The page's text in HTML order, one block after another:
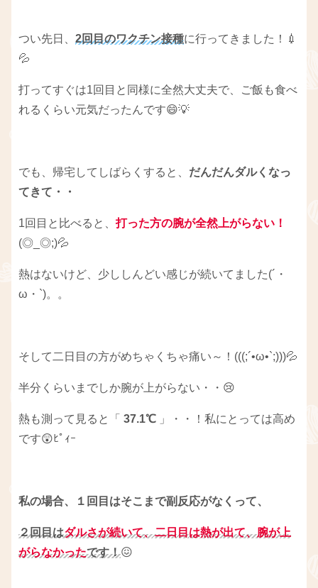
つい先日、 2回目のワクチン接種に行ってきました！💉
💦
打ってすぐは1回目と同様に全然大丈夫で、ご飯も食べ
れるくらい元気だったんです😄💡
でも、帰宅してしばらくすると、 だんだんダルくなっ
てきて・・
1回目と比べると、打った方の腕が全然上がらない！
(◎_◎;)💦
熱はないけど、少ししんどい感じが続いてました(´・
ω・`)。。
そして二日目の方がめちゃくちゃ痛い～！(((;´•ω•`;)))💦
半分くらいまでしか腕が上がらない・・😢
熱も測って見ると「 37.1℃ 」・・！私にとっては高め
です😲ﾋﾟｨｰ
私の場合、１回目はそこまで副反応がなくって、
２回目はダルさが続いて、二日目は熱が出て、腕が上
がらなかったです！😖